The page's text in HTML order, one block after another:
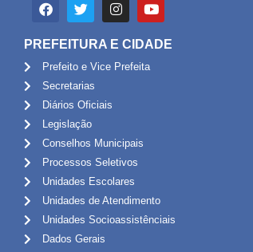
PREFEITURA E CIDADE
Prefeito e Vice Prefeita
Secretarias
Diários Oficiais
Legislação
Conselhos Municipais
Processos Seletivos
Unidades Escolares
Unidades de Atendimento
Unidades Socioassistênciais
Dados Gerais